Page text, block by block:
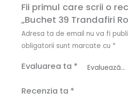
Fii primul care scrii o
„Buchet 39 Trandafiri
Adresa ta de email nu va fi
obligatorii sunt marcate cu *
Evaluarea ta *
Recenzia ta *